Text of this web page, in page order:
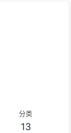
分类
13